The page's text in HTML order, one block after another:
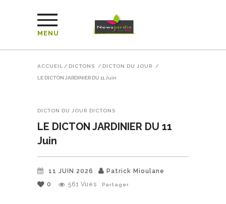
MENU
ACCUEIL / DICTONS / DICTON DU JOUR /
LE DICTON JARDINIER DU 11 Juin
DICTON DU JOUR DICTONS
LE DICTON JARDINIER DU 11
Juin
11 JUIN 2026
Patrick Mioulane
0
561 Vues Partager